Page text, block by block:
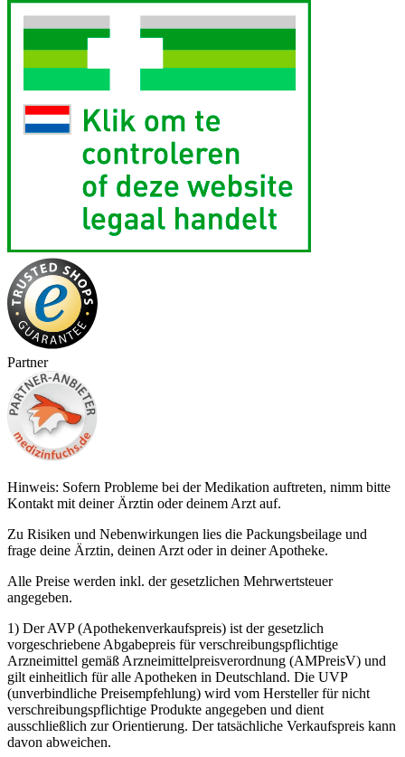
Partner
Hinweis: Sofern Probleme bei der Medikation auftreten, nimm bitte
Kontakt mit deiner Ärztin oder deinem Arzt auf.
Zu Risiken und Nebenwirkungen lies die Packungsbeilage und
frage deine Ärztin, deinen Arzt oder in deiner Apotheke.
Alle Preise werden inkl. der gesetzlichen Mehrwertsteuer
angegeben.
1) Der AVP (Apothekenverkaufspreis) ist der gesetzlich
vorgeschriebene Abgabepreis für verschreibungspflichtige
Arzneimittel gemäß Arzneimittelpreisverordnung (AMPreisV) und
gilt einheitlich für alle Apotheken in Deutschland. Die UVP
(unverbindliche Preisempfehlung) wird vom Hersteller für nicht
verschreibungspflichtige Produkte angegeben und dient
ausschließlich zur Orientierung. Der tatsächliche Verkaufspreis kann
davon abweichen.